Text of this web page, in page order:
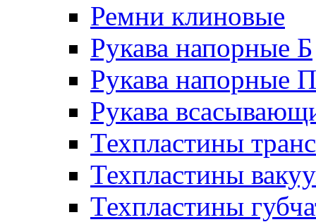
Ремни клиновые
Рукава напорные Б
Рукава напорные П
Рукава
Техпластины
Техпластины
Техпластины